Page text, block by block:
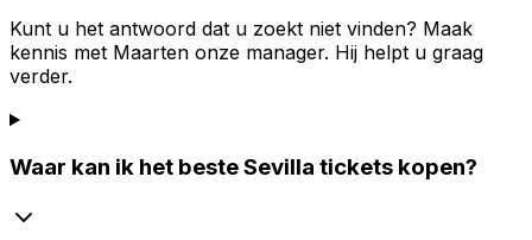
Kunt u het antwoord dat u zoekt niet vinden? Maak
kennis met Maarten onze manager. Hij helpt u graag
verder.
Waar kan ik het beste Sevilla tickets kopen?